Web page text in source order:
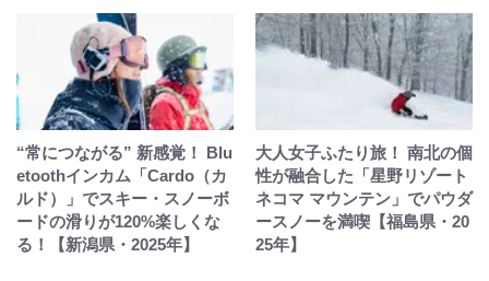
“常につながる” 新感覚！ Blu
etoothインカム「Cardo（カ
ルド）」でスキー・スノーボ
ードの滑りが120%楽しくな
る！【新潟県・2025年】
大人女子ふたり旅！ 南北の個
性が融合した「星野リゾート
ネコマ マウンテン」でパウダ
ースノーを満喫【福島県・20
25年】